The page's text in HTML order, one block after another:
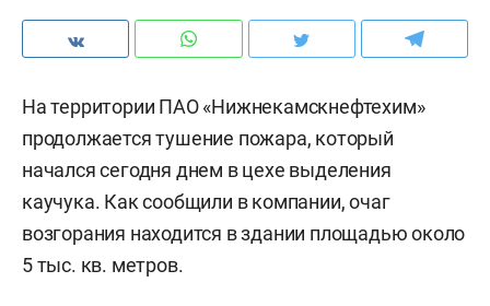
На территории ПАО «Нижнекамскнефтехим»
продолжается тушение пожара, который
начался сегодня днем в цехе выделения
каучука. Как сообщили в компании, очаг
возгорания находится в здании площадью около
5 тыс. кв. метров.